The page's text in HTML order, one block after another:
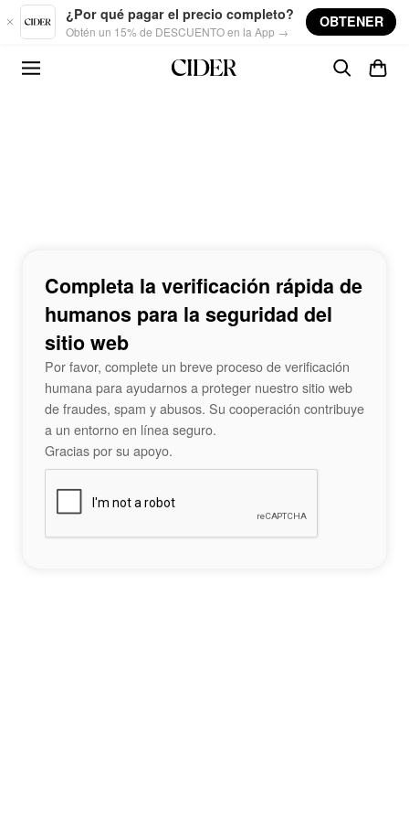
Skip to main content
¿Por qué pagar el precio completo?
Obtén un 15% de DESCUENTO en la App →
OBTENER
Completa la verificación rápida de
humanos para la seguridad del
sitio web
Por favor, complete un breve proceso de verificación
humana para ayudarnos a proteger nuestro sitio web
de fraudes, spam y abusos. Su cooperación contribuye
a un entorno en línea seguro.
Gracias por su apoyo.